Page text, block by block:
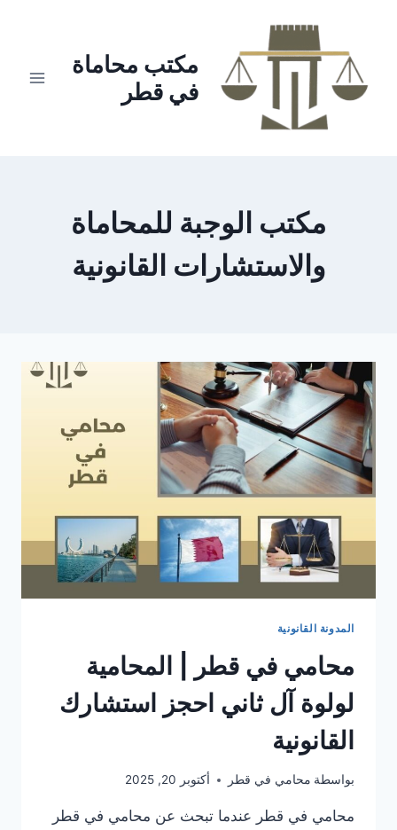
المحتوى
مكتب محاماة
في قطر
مكتب الوجبة للمحاماة
والاستشارات القانونية
المدونة القانونية
محامي في قطر | المحامية
لولوة آل ثاني احجز استشارك
القانونية
بواسطة محامي في قطر أكتوبر 20, 2025
محامي في قطر عندما تبحث عن محامي في قطر